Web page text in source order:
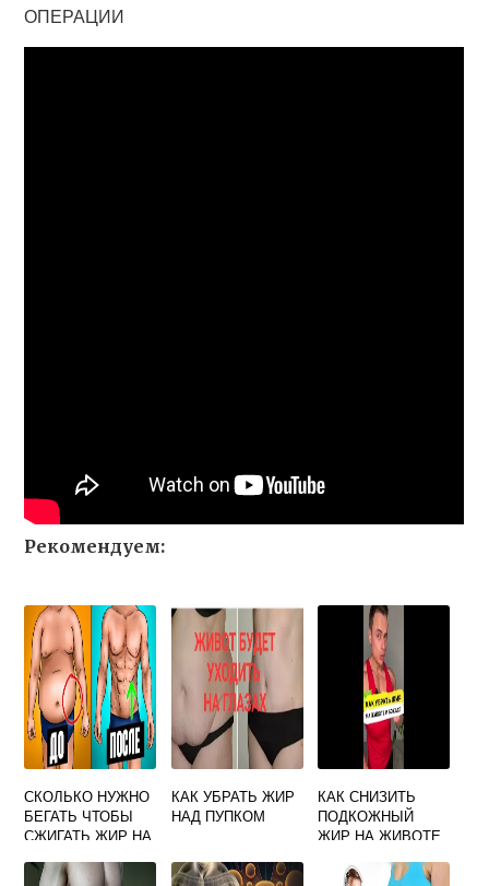
ОПЕРАЦИИ
Рекомендуем:
СКОЛЬКО НУЖНО
БЕГАТЬ ЧТОБЫ
СЖИГАТЬ ЖИР НА
МУЖЧИНЕ
КАК УБРАТЬ ЖИР
НАД ПУПКОМ
КАК СНИЗИТЬ
ПОДКОЖНЫЙ
ЖИР НА ЖИВОТЕ